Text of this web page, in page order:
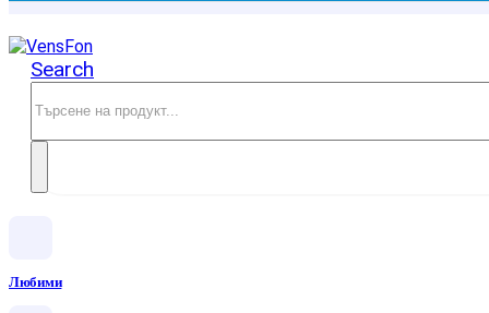
Search
Любими